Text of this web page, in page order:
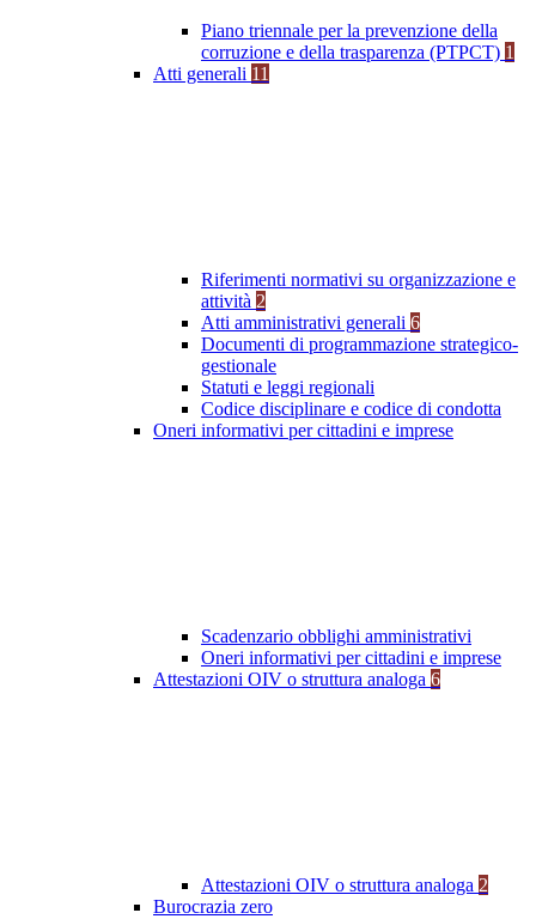
Piano triennale per la prevenzione della
corruzione e della trasparenza (PTPCT) 1
Atti generali 11
Riferimenti normativi su organizzazione e
attività 2
Atti amministrativi generali 6
Documenti di programmazione strategico-
gestionale
Statuti e leggi regionali
Codice disciplinare e codice di condotta
Oneri informativi per cittadini e imprese
Scadenzario obblighi amministrativi
Oneri informativi per cittadini e imprese
Attestazioni OIV o struttura analoga 6
Attestazioni OIV o struttura analoga 2
Burocrazia zero